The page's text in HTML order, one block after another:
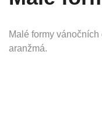
Malé formy
aranžmá.